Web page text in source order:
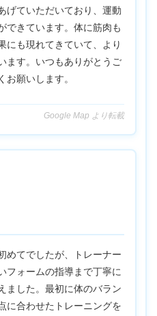
げていただいており、運動
できています。体に筋肉も
にも現れてきていて、より
ます。いつもありがとうご
お願いします。
Google Map より転載
めてでしたが、トレーナー
フォームの指導まで丁寧に
ました。最初に体のバラン
に合わせたトレーニングを